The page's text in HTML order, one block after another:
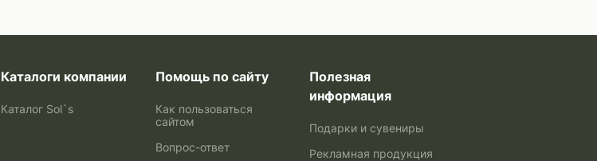
Каталоги компании
Каталог Sol`s
Помощь по сайту
Как пользоваться
сайтом
Вопрос-ответ
Полезная
информация
Подарки и сувениры
Рекламная продукция